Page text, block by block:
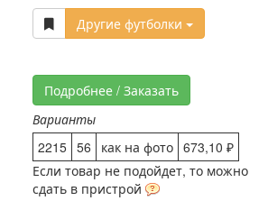
Другие футболки
Подробнее / Заказать
Варианты
2215 56 как на фото 673,10 ₽
Если товар не подойдет, то можно
сдать в пристрой